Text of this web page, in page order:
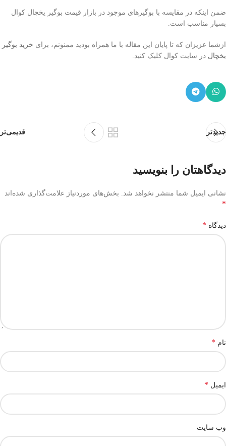
ضمن اینکه در مقایسه با بوگیرهای موجود در بازار قیمت بوگیر یخچال کوال
بسیار مناسب است.
ازشما عزیزان که تا پایان این مقاله با ما همراه بودید ممنونم، برای خرید بوگیر
یخچال در سایت کوال کلیک کنید.
جدیدتر قدیمی‌تر
دیدگاهتان را بنویسید
نشانی ایمیل شما منتشر نخواهد شد. بخش‌های موردنیاز علامت‌گذاری شده‌اند
*
دیدگاه *
نام *
ایمیل *
وب‌ سایت